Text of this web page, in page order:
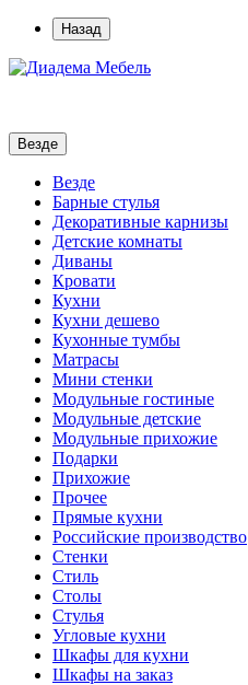
Назад
Везде
Везде
Барные стулья
Декоративные карнизы
Детские комнаты
Диваны
Кровати
Кухни
Кухни дешево
Кухонные тумбы
Матрасы
Мини стенки
Модульные гостиные
Модульные детские
Модульные прихожие
Подарки
Прихожие
Прочее
Прямые кухни
Российские производство
Стенки
Стиль
Столы
Стулья
Угловые кухни
Шкафы для кухни
Шкафы на заказ